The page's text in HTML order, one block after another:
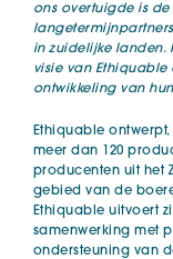
ons overtuigde is
in zuidelijke landen.
visie van
ontwikkeling van
Ethiquable
meer dan 120
producenten uit het
gebied van de
Ethiquable uitvoert
samenwerking met
ondersteuning van